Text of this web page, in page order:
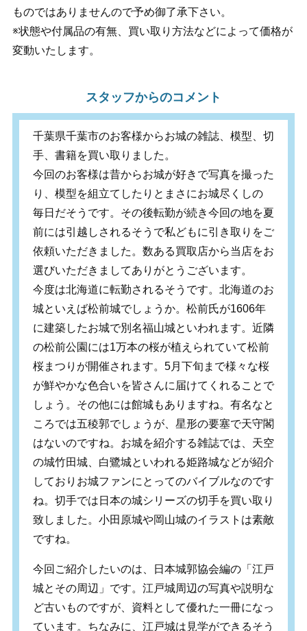
ものではありませんので予め御了承下さい。
※状態や付属品の有無、買い取り方法などによって価格が
変動いたします。
スタッフからのコメント
千葉県千葉市のお客様からお城の雑誌、模型、切
手、書籍を買い取りました。
今回のお客様は昔からお城が好きで写真を撮った
り、模型を組立てしたりとまさにお城尽くしの
毎日だそうです。その後転勤が続き今回の地を夏
前には引越しされるそうで私どもに引き取りをご
依頼いただきました。数ある買取店から当店をお
選びいただきましてありがとうございます。
今度は北海道に転勤されるそうです。北海道のお
城といえば松前城でしょうか。松前氏が1606年
に建築したお城で別名福山城といわれます。近隣
の松前公園には1万本の桜が植えられていて松前
桜まつりが開催されます。5月下旬まで様々な桜
が鮮やかな色合いを皆さんに届けてくれることで
しょう。その他には館城もありますね。有名なと
ころでは五稜郭でしょうが、星形の要塞で天守閣
はないのですね。お城を紹介する雑誌では、天空
の城竹田城、白鷺城といわれる姫路城などが紹介
しておりお城ファンにとってのバイブルなのです
ね。切手では日本の城シリーズの切手を買い取り
致しました。小田原城や岡山城のイラストは素敵
ですね。
今回ご紹介したいのは、日本城郭協会編の「江戸
城とその周辺」です。江戸城周辺の写真や説明な
ど古いものですが、資料として優れた一冊になっ
ています。ちなみに、江戸城は見学ができるそう